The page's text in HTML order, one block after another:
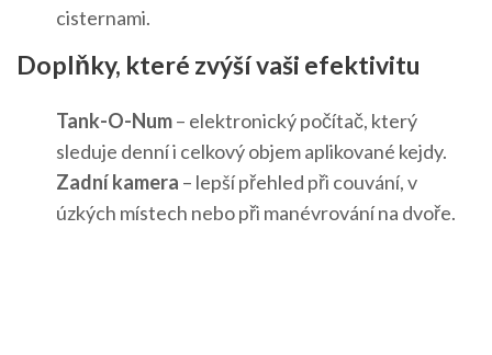
cisternami.
Doplňky, které zvýší vaši efektivitu
Tank-O-Num– elektronický počítač, který
sleduje denní i celkový objem aplikované kejdy.
Zadní kamera – lepší přehled při couvání, v
úzkých místech nebo při manévrování na dvoře.